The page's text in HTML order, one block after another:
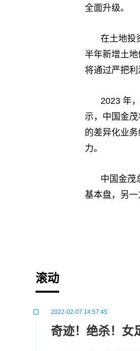
全面升级。
在土地投
半年新增土
将通过严把利
2023 年
示，中国金
的差异化业
力。
中国金茂
基本盘，另一
滚动
2022-02-07 14:57:45
奇迹！绝杀！女